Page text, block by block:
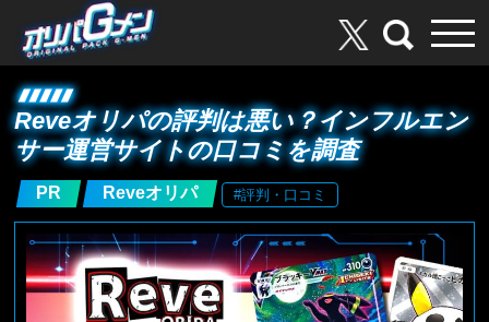
Reveオリパの評判は悪い？インフルエン
サー運営サイトの口コミを調査
PR Reveオリパ #評判・口コミ